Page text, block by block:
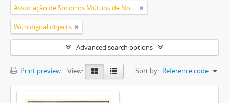
Associação de Socorros Mútuos de Nossa Senhora de Ao Pé da Cruz de Redondo
With digital objects
Advanced search options
Print preview View: Sort by: Reference code